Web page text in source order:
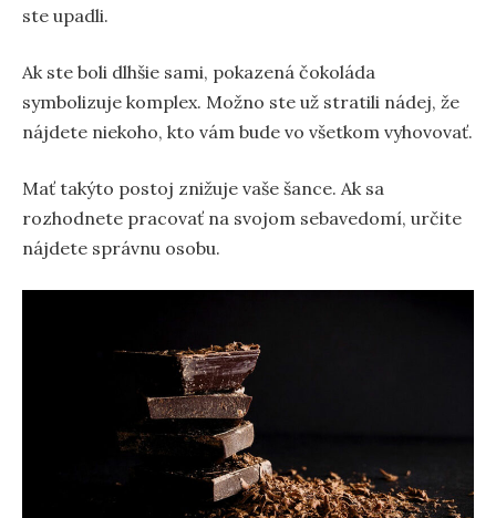
ste upadli.
Ak ste boli dlhšie sami, pokazená čokoláda
symbolizuje komplex. Možno ste už stratili nádej, že
nájdete niekoho, kto vám bude vo všetkom vyhovovať.
Mať takýto postoj znižuje vaše šance. Ak sa
rozhodnete pracovať na svojom sebavedomí, určite
nájdete správnu osobu.